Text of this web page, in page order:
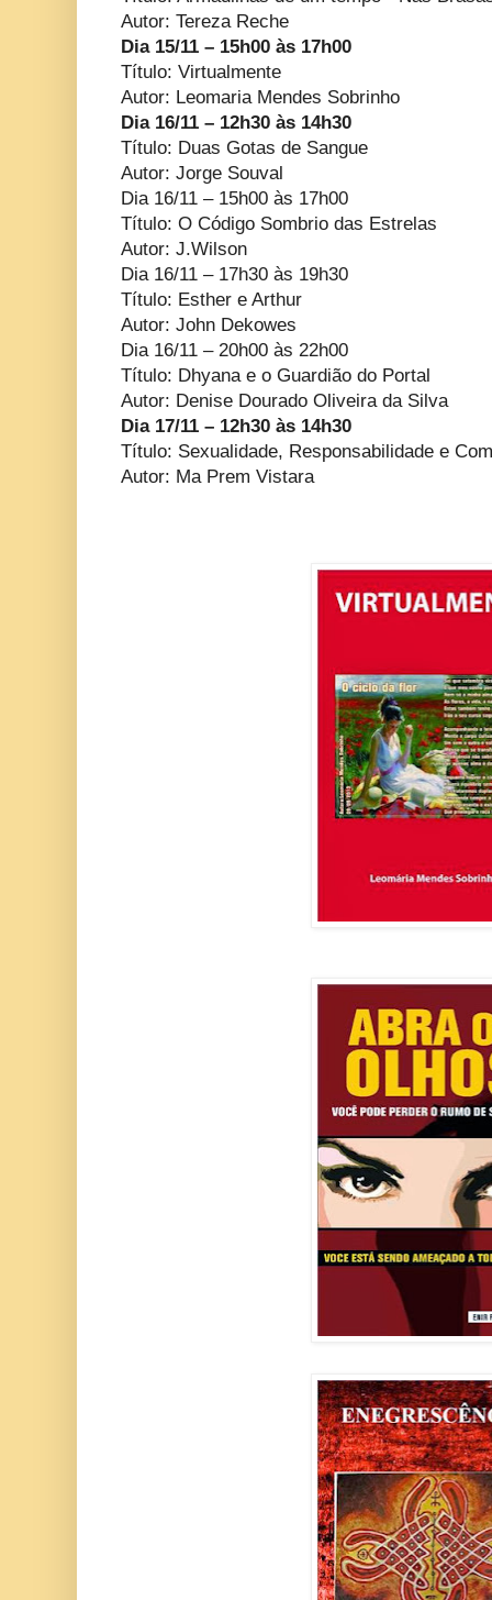
Autor: Tereza Reche
Dia 15/11 – 15h00 às 17h00
Título: Virtualmente
Autor: Leomaria Mendes Sobrinho
Dia 16/11 – 12h30 às 14h30
Título: Duas Gotas de Sangue
Autor: Jorge Souval
Dia 16/11 – 15h00 às 17h00
Título: O Código Sombrio das Estrelas
Autor: J.Wilson
Dia 16/11 – 17h30 às 19h30
Título: Esther e Arthur
Autor: John Dekowes
Dia 16/11 – 20h00 às 22h00
Título: Dhyana e o Guardião do Portal
Autor: Denise Dourado Oliveira da Silva
Dia 17/11 – 12h30 às 14h30
Título: Sexualidade, Responsabilidade e
Autor: Ma Prem Vistara